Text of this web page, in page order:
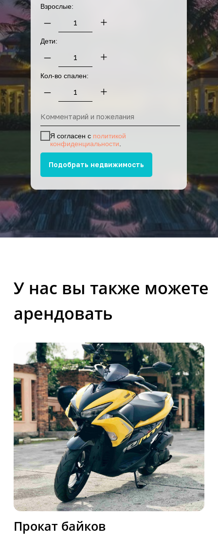
Взрослые:
– +
Дети:
– +
Кол-во спален:
– +
Я согласен с политикой
конфиденциальности
Подобрать недвижимость
Прокат байков
Прокат машин
Аренда вилл